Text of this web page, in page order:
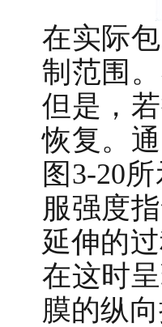
在实际
制范围
但是，
恢复。
图3-20
服强度
延伸的
在这时
膜的纵